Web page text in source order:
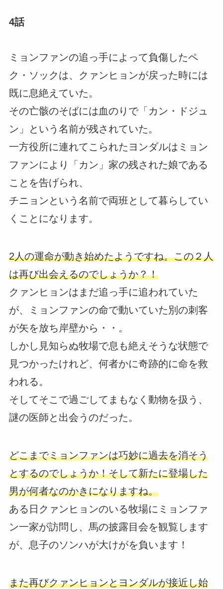
4話
ミョンファンの追っ手によって負傷したペ
ク・ソックは、クァンヒョンが戻った時には
既に息絶えていた。
その亡骸のそばには血のりで「カン・ドジュ
ン」という名前が残されていた。
一方役所に連れてこられたヨンダルはミョン
ファンにより「カン」家の残された娘である
ことを告げられ、
チニョンという名前で両班として暮らしてい
くことになります。
2人の運命が動き始めたようですね。この２人
は再び出会えるのでしょうか？！
クァンヒョンはまだ追っ手に追われていた
が、ミョンファンの命で動いていた別の刺客
が矢を放ち岸壁から・・。
しかし見知らぬ牧場で息も絶えそうな状態で
見つかったけれど、何者かに奇跡的に命を救
われる。
そしてそこで過ごしてまもなく動物を扱う、
謎の医師と出会うのだった。
どこまでミョンファンは巧妙に過去を消そう
とするのでしょうか！そして新たに登場した
男が何者なのかきになりますね。
ある日クァンヒョンのいる牧場にミョンファ
ン一家が訪問し、馬の披露目会を観覧します
が、息子のソンハが大けがを負います！
また再びクァンヒョンとヨンダルが接近し始